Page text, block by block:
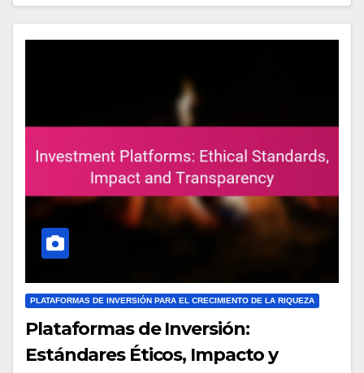
PLATAFORMAS DE INVERSIÓN PARA EL CRECIMIENTO DE LA RIQUEZA
Plataformas de Inversión:
Estándares Éticos, Impacto y